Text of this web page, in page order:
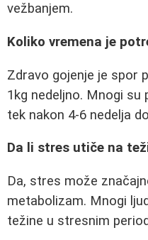
vežbanjem.
Koliko vremena je
Zdravo gojenje je spor
1kg nedeljno. Mnogi
tek nakon 4-6 nedelja
Da li stres utiče na
Da, stres može
metabolizam. Mnogi
težine u stresnim